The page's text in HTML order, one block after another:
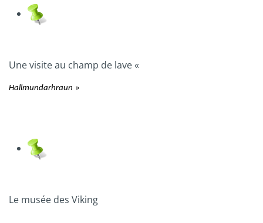
Une visite au champ de lave «
Hallmundarhraun »
Le musée des Viking